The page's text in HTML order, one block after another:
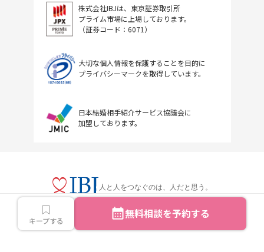
キープする 無料相談を予約する
株式会社IBJは、東京証券取引所
プライム市場に上場しております。
（証券コード：6071）
大切な個人情報を保護することを目的に
プライバシーマークを取得しています。
日本結婚相手紹介サービス協議会に
加盟しております。
人と人をつなぐのは、人だと思う。